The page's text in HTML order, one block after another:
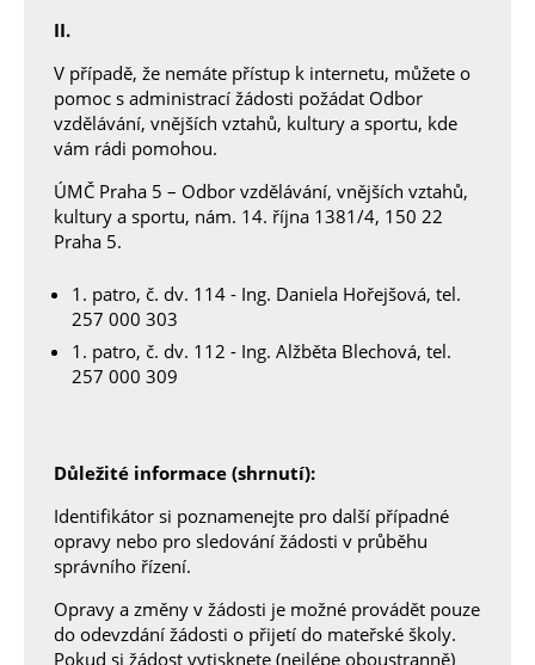
II.
V případě, že nemáte přístup k internetu, můžete o
pomoc s administrací žádosti požádat Odbor
vzdělávání, vnějších vztahů, kultury a sportu, kde
vám rádi pomohou.
ÚMČ Praha 5 – Odbor vzdělávání, vnějších vztahů,
kultury a sportu, nám. 14. října 1381/4, 150 22
Praha 5.
1. patro, č. dv. 114 - Ing. Daniela Hořejšová, tel.
257 000 303
1. patro, č. dv. 112 - Ing. Alžběta Blechová, tel.
257 000 309
Důležité informace (shrnutí):
Identifikátor si poznamenejte pro další případné
opravy nebo pro sledování žádosti v průběhu
správního řízení.
Opravy a změny v žádosti je možné provádět pouze
do odevzdání žádosti o přijetí do mateřské školy.
Pokud si žádost vytisknete (nejlépe oboustranně)